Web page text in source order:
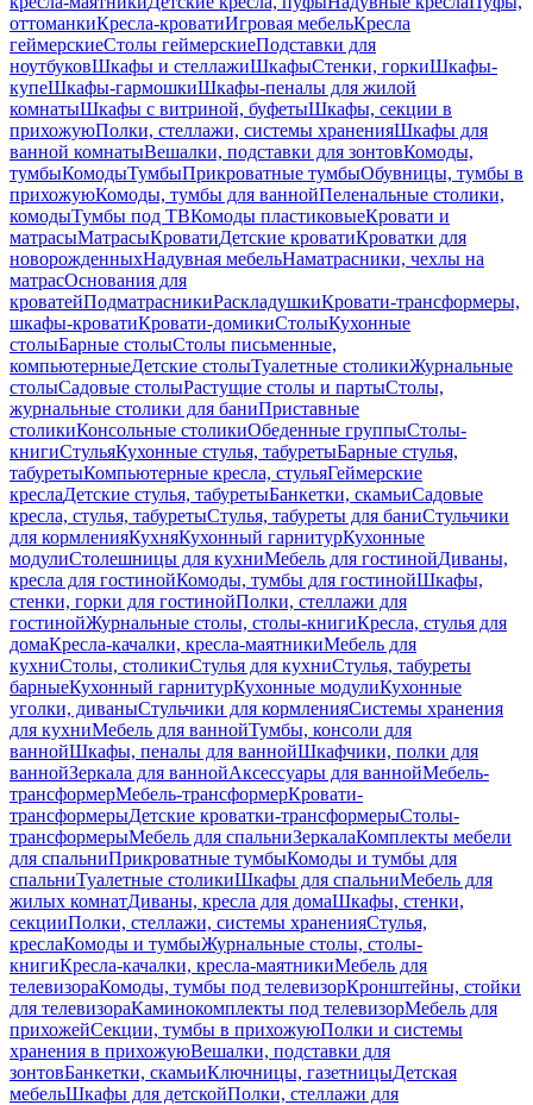
оттоманкиКресла-кроватиИгровая мебельКресла
геймерскиеСтолы геймерскиеПодставки для
ноутбуковШкафы и стеллажиШкафыСтенки, горкиШкафы-
купеШкафы-гармошкиШкафы-пеналы для жилой
комнатыШкафы с витриной, буфетыШкафы, секции в
прихожуюПолки, стеллажи, системы храненияШкафы для
ванной комнатыВешалки, подставки для зонтовКомоды,
тумбыКомодыТумбыПрикроватные тумбыОбувницы, тумбы в
прихожуюКомоды, тумбы для ваннойПеленальные столики,
комодыТумбы под ТВКомоды пластиковыеКровати и
матрасыМатрасыКроватиДетские кроватиКроватки для
новорожденныхНадувная мебельНаматрасники, чехлы на
матрасОснования для
кроватейПодматрасникиРаскладушкиКровати-трансформеры,
шкафы-кроватиКровати-домикиСтолыКухонные
столыБарные столыСтолы письменные,
компьютерныеДетские столыТуалетные столикиЖурнальные
столыСадовые столыРастущие столы и партыСтолы,
журнальные столики для баниПриставные
столикиКонсольные столикиОбеденные группыСтолы-
книгиСтульяКухонные стулья, табуретыБарные стулья,
табуретыКомпьютерные кресла, стульяГеймерские
креслаДетские стулья, табуретыБанкетки, скамьиСадовые
кресла, стулья, табуретыСтулья, табуреты для баниСтульчики
для кормленияКухняКухонный гарнитурКухонные
модулиСтолешницы для кухниМебель для гостинойДиваны,
кресла для гостинойКомоды, тумбы для гостинойШкафы,
стенки, горки для гостинойПолки, стеллажи для
гостинойЖурнальные столы, столы-книгиКресла, стулья для
домаКресла-качалки, кресла-маятникиМебель для
кухниСтолы, столикиСтулья для кухниСтулья, табуреты
барныеКухонный гарнитурКухонные модулиКухонные
уголки, диваныСтульчики для кормленияСистемы хранения
для кухниМебель для ваннойТумбы, консоли для
ваннойШкафы, пеналы для ваннойШкафчики, полки для
ваннойЗеркала для ваннойАксессуары для ваннойМебель-
трансформерМебель-трансформерКровати-
трансформерыДетские кроватки-трансформерыСтолы-
трансформерыМебель для спальниЗеркалаКомплекты мебели
для спальниПрикроватные тумбыКомоды и тумбы для
спальниТуалетные столикиШкафы для спальниМебель для
жилых комнатДиваны, кресла для домаШкафы, стенки,
секцииПолки, стеллажи, системы храненияСтулья,
креслаКомоды и тумбыЖурнальные столы, столы-
книгиКресла-качалки, кресла-маятникиМебель для
телевизораКомоды, тумбы под телевизорКронштейны, стойки
для телевизораКаминокомплекты под телевизорМебель для
прихожейСекции, тумбы в прихожуюПолки и системы
хранения в прихожуюВешалки, подставки для
зонтовБанкетки, скамьиКлючницы, газетницыДетская
мебельШкафы для детскойПолки, стеллажи для